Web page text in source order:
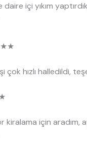
daire içi yıkım
çok hızlı halledildi,
kiralama için aradım,